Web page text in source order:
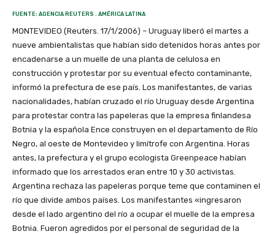
FUENTE: AGENCIA REUTERS . AMÉRICA LATINA
MONTEVIDEO (Reuters. 17/1/2006) – Uruguay liberó el martes a
nueve ambientalistas que habían sido detenidos horas antes por
encadenarse a un muelle de una planta de celulosa en
construcción y protestar por su eventual efecto contaminante,
informó la prefectura de ese país. Los manifestantes, de varias
nacionalidades, habían cruzado el río Uruguay desde Argentina
para protestar contra las papeleras que la empresa finlandesa
Botnia y la española Ence construyen en el departamento de Río
Negro, al oeste de Montevideo y limítrofe con Argentina. Horas
antes, la prefectura y el grupo ecologista Greenpeace habían
informado que los arrestados eran entre 10 y 30 activistas.
Argentina rechaza las papeleras porque teme que contaminen el
río que divide ambos países. Los manifestantes «ingresaron
desde el lado argentino del río a ocupar el muelle de la empresa
Botnia. Fueron agredidos por el personal de seguridad de la